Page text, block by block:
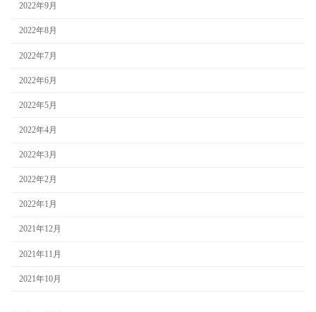
2022年9月
2022年8月
2022年7月
2022年6月
2022年5月
2022年4月
2022年3月
2022年2月
2022年1月
2021年12月
2021年11月
2021年10月